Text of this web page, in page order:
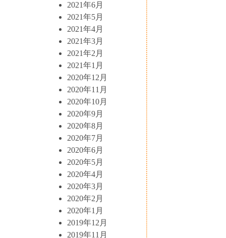
2021年6月
2021年5月
2021年4月
2021年3月
2021年2月
2021年1月
2020年12月
2020年11月
2020年10月
2020年9月
2020年8月
2020年7月
2020年6月
2020年5月
2020年4月
2020年3月
2020年2月
2020年1月
2019年12月
2019年11月